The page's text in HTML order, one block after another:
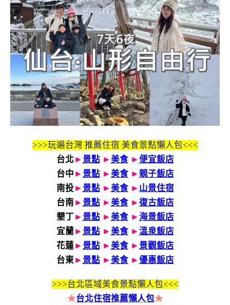
>>>玩遍台灣 推薦住宿 美食景點懶人包<<<
台北 ► 景點 ► 美食► 便宜飯店
台中 ► 景點 ► 美食► 親子飯店
南投► 景點 ► 美食► 山景住宿
台南► 景點 ► 美食► 復古飯店
墾丁► 景點 ► 美食► 海景飯店
宜蘭 ► 景點 ► 美食► 溫泉飯店
花蓮► 景點 ► 美食► 景觀飯店
台東► 景點 ► 美食► 優惠飯店
>>>台北區域美食景點懶人包<<<
★台北住宿推薦懶人包★